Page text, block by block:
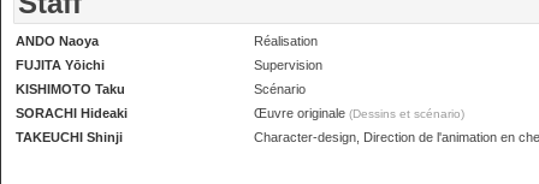
ANDO Naoya
Réalisation
FUJITA Yōichi
Supervision
KISHIMOTO Taku
Scénario
SORACHI Hideaki
Œuvre originale (Dessins et scénario)
TAKEUCHI Shinji Character-design, Direction de l'animation en